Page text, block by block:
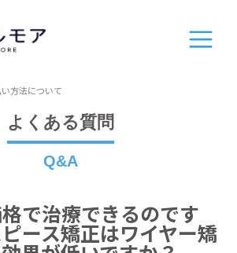
方法について
よくある質問
Q&A
で治療できるのです
ース矯正はワイヤー矯